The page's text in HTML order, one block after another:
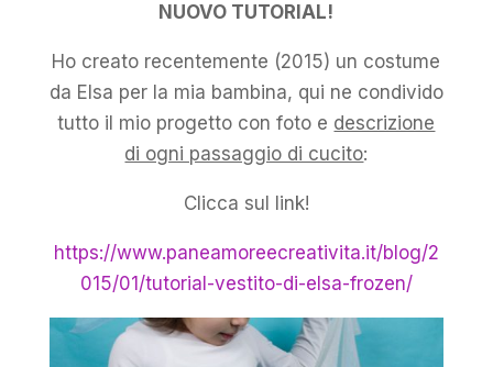
NUOVO TUTORIAL!
Ho creato recentemente (2015) un costume
da Elsa per la mia bambina, qui ne condivido
tutto il mio progetto con foto e descrizione
di ogni passaggio di cucito:
Clicca sul link!
https://www.paneamoreecreativita.it/blog/2
015/01/tutorial-vestito-di-elsa-frozen/